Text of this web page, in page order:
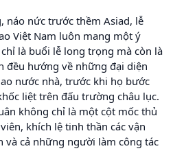
náo nức trước thềm Asiad, lễ
Việt Nam luôn mang một ý
là buổi lễ long trọng mà còn là
đều hướng về những đại diện
nước nhà, trước khi họ bước
liệt trên đấu trường châu lục.
không chỉ là một cột mốc thủ
khích lệ tinh thần các vận
và cả những người làm công tác